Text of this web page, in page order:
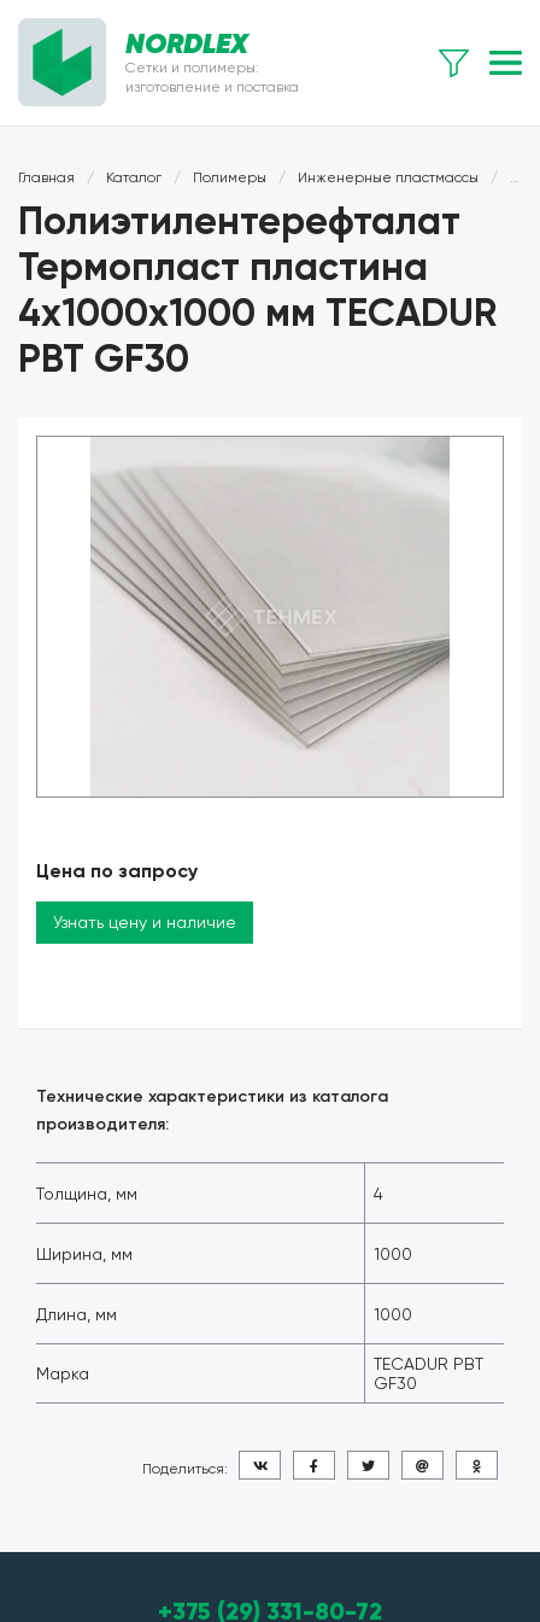
NORDLEX
Сетки и полимеры:
изготовление и поставка
Главная / Каталог / Полимеры / Инженерные пластмассы /
Полиэтилентерефталат
Термопласт пластина
4x1000x1000 мм TECADUR
PBT GF30
Цена по запросу
Узнать цену и наличие
Технические характеристики из каталога
производителя:
Толщина, мм 4
Ширина, мм 1000
Длина, мм 1000
Марка
TECADUR PBT
GF30
Поделиться:
+375 (29) 331-80-72